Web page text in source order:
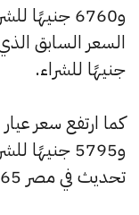
جنيهًا للشراء.
تحديث في مصر 365.